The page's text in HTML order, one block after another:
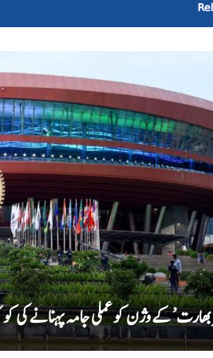
بھارت’ کے وژن کو عملی جامہ پہنانے